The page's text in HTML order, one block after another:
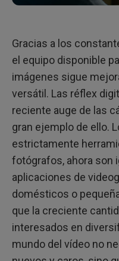
Gracias a los
el equipo disponible
imágenes sigue
versátil. Las réflex
reciente auge de las
gran ejemplo de ello.
estrictamente
fotógrafos, ahora son
aplicaciones de
domésticos o
que la creciente
interesados en
mundo del vídeo no